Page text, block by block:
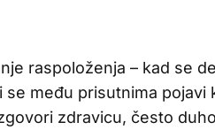
raspoloženja – kad se
među prisutnima pojavi
zdravicu, često